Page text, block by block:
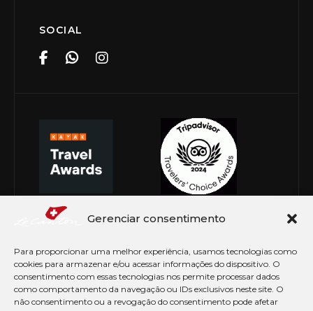
Gerenciar consentimento
Para proporcionar uma melhor experiência, usamos tecnologias como
cookies para armazenar e/ou acessar informações do dispositivo. O
consentimento com essas tecnologias nos permite processar dados
como comportamento da navegação ou IDs exclusivos neste site. O
não consentimento ou a revogação do consentimento pode afetar
SOCIAL